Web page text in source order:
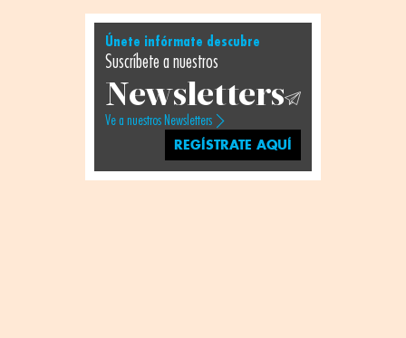
Únete infórmate descubre
Suscríbete a nuestros
Newsletters
Ve a nuestros Newsletters
REGÍSTRATE AQUÍ